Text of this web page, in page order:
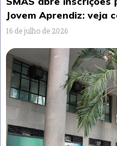
Jovem Aprendiz: veja
16 de julho de 2026